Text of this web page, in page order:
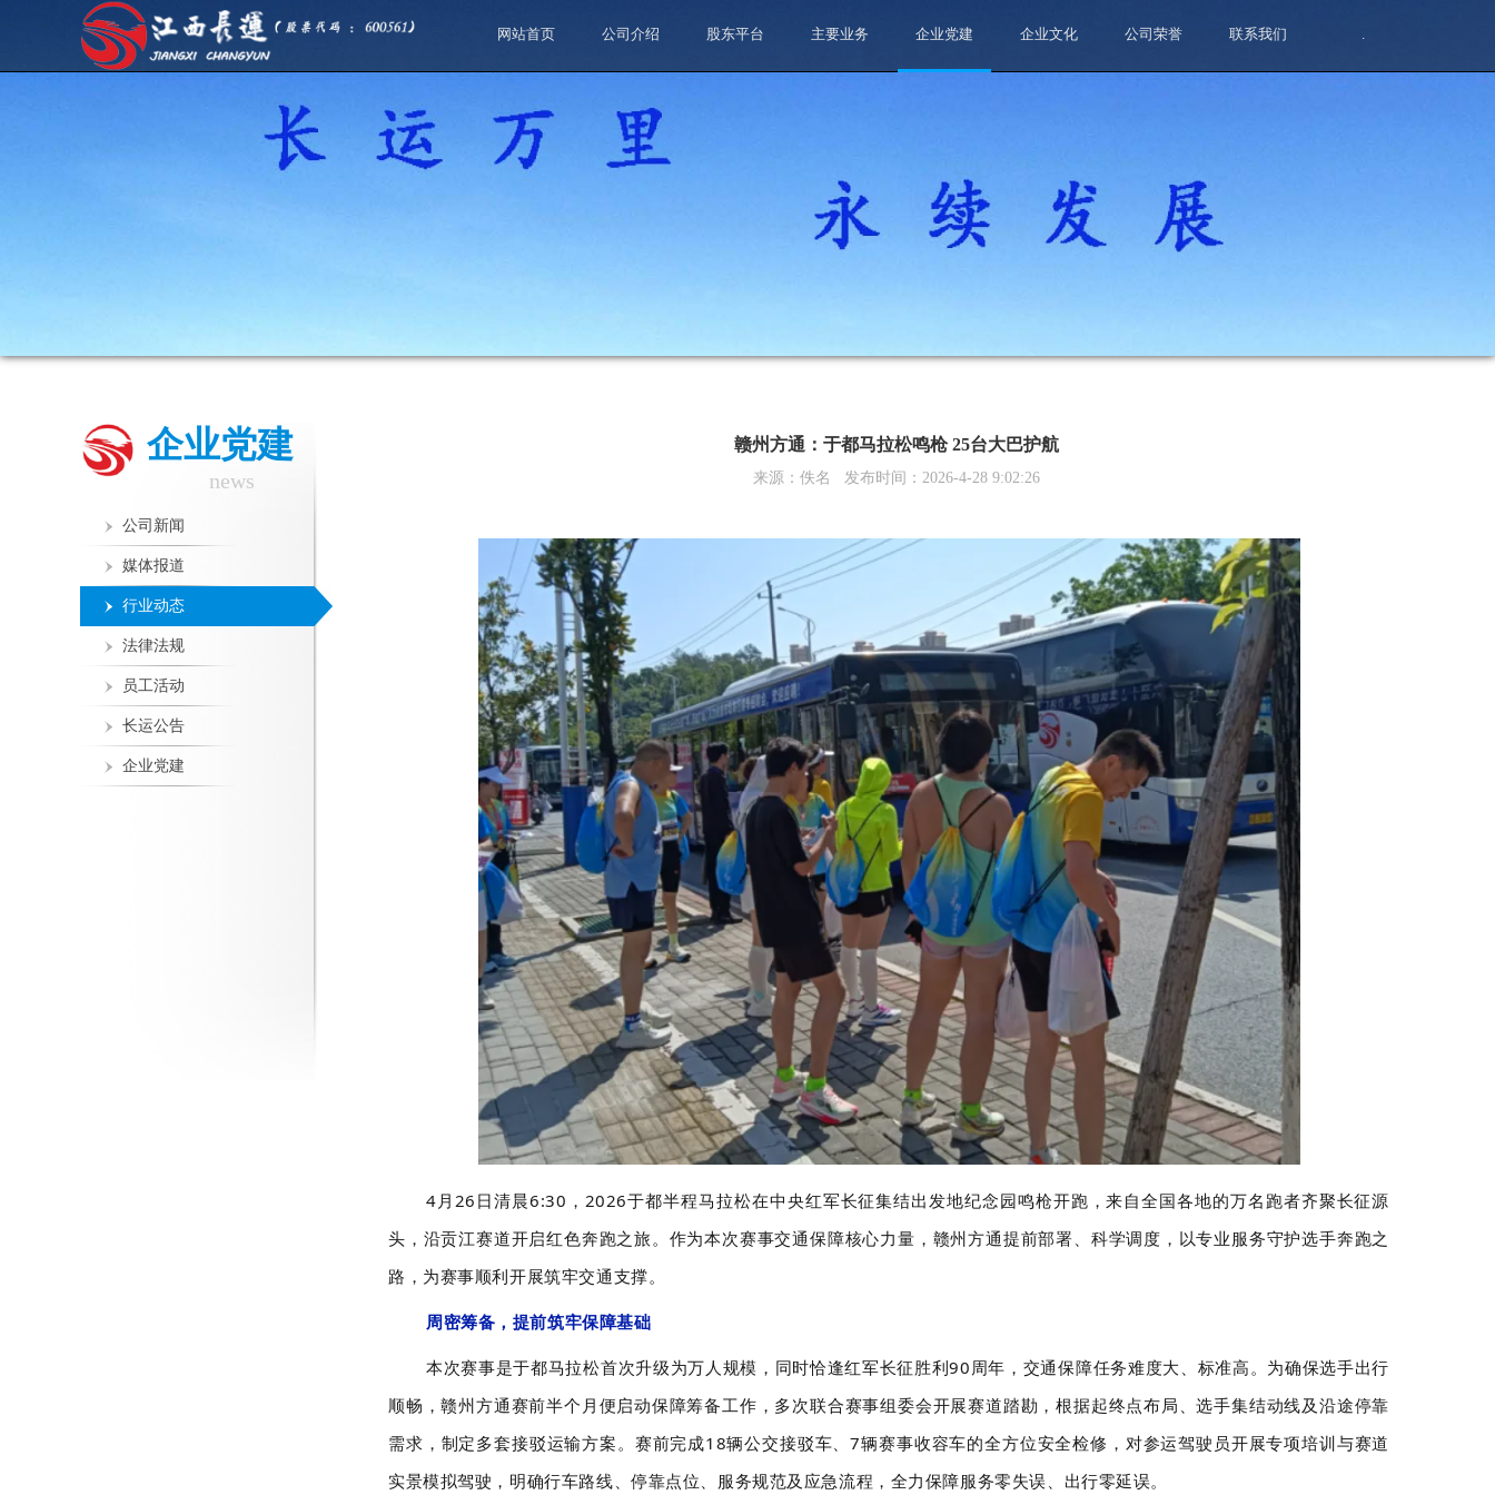
网站首页 公司介绍 股东平台 主要业务 企业党建 企业文化 公司荣誉 联系我们 .
企业党建
news
公司新闻
媒体报道
行业动态
法律法规
员工活动
长运公告
企业党建
赣州方通：于都马拉松鸣枪 25台大巴护航
来源： 佚名 发布时间： 2026-4-28 9:02:26
4月26日清晨6:30 ， 2026于都半程马拉松在中央红军长征集结出发地纪念园鸣枪开跑，来自全国各地的万名跑者齐聚长征源
头，沿贡江赛道开启红色奔跑之旅。作为本次赛事交通保障核心力量，赣州方通提前部署、科学调度，以专业服务守护选手奔跑之
路，为赛事顺利开展筑牢交通支撑。
周密筹备，提前筑牢保障基础
本次赛事是于都马拉松首次升级为万人规模，同时恰逢红军长征胜利90周年，交通保障任务难度大、标准高。为确保选手出行
顺畅，赣州方通赛前半个月便启动保障筹备工作，多次联合赛事组委会开展赛道踏勘，根据起终点布局、选手集结动线及沿途停靠
需求，制定多套接驳运输方案。赛前完成18辆公交接驳车、7辆赛事收容车的全方位安全检修 ， 对参运驾驶员开展专项培训与赛道
实景模拟驾驶，明确行车路线、停靠点位、服务规范及应急流程，全力保障服务零失误、出行零延误。